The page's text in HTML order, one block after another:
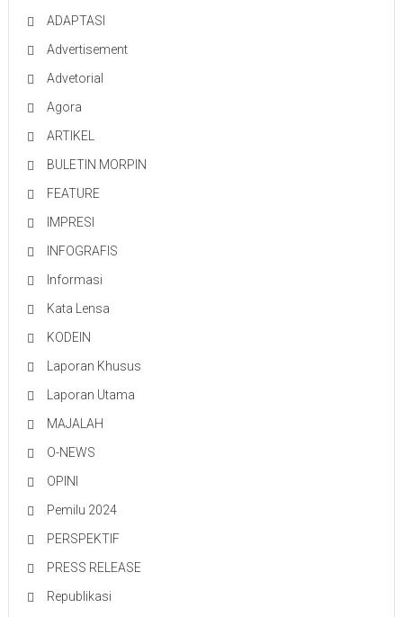
ADAPTASI
Advertisement
Advetorial
Agora
ARTIKEL
BULETIN MORPIN
FEATURE
IMPRESI
INFOGRAFIS
Informasi
Kata Lensa
KODEIN
Laporan Khusus
Laporan Utama
MAJALAH
O-NEWS
OPINI
Pemilu 2024
PERSPEKTIF
PRESS RELEASE
Republikasi